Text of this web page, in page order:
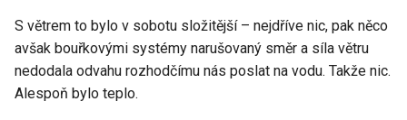
S větrem to bylo v sobotu složitější – nejdříve nic, pak něco
avšak bouřkovými systémy narušovaný směr a síla větru
nedodala odvahu rozhodčímu nás poslat na vodu. Takže nic.
Alespoň bylo teplo.